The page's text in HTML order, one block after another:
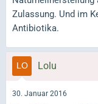
Zulassung. Und im
Antibiotika.
Lolu
30. Januar 2016